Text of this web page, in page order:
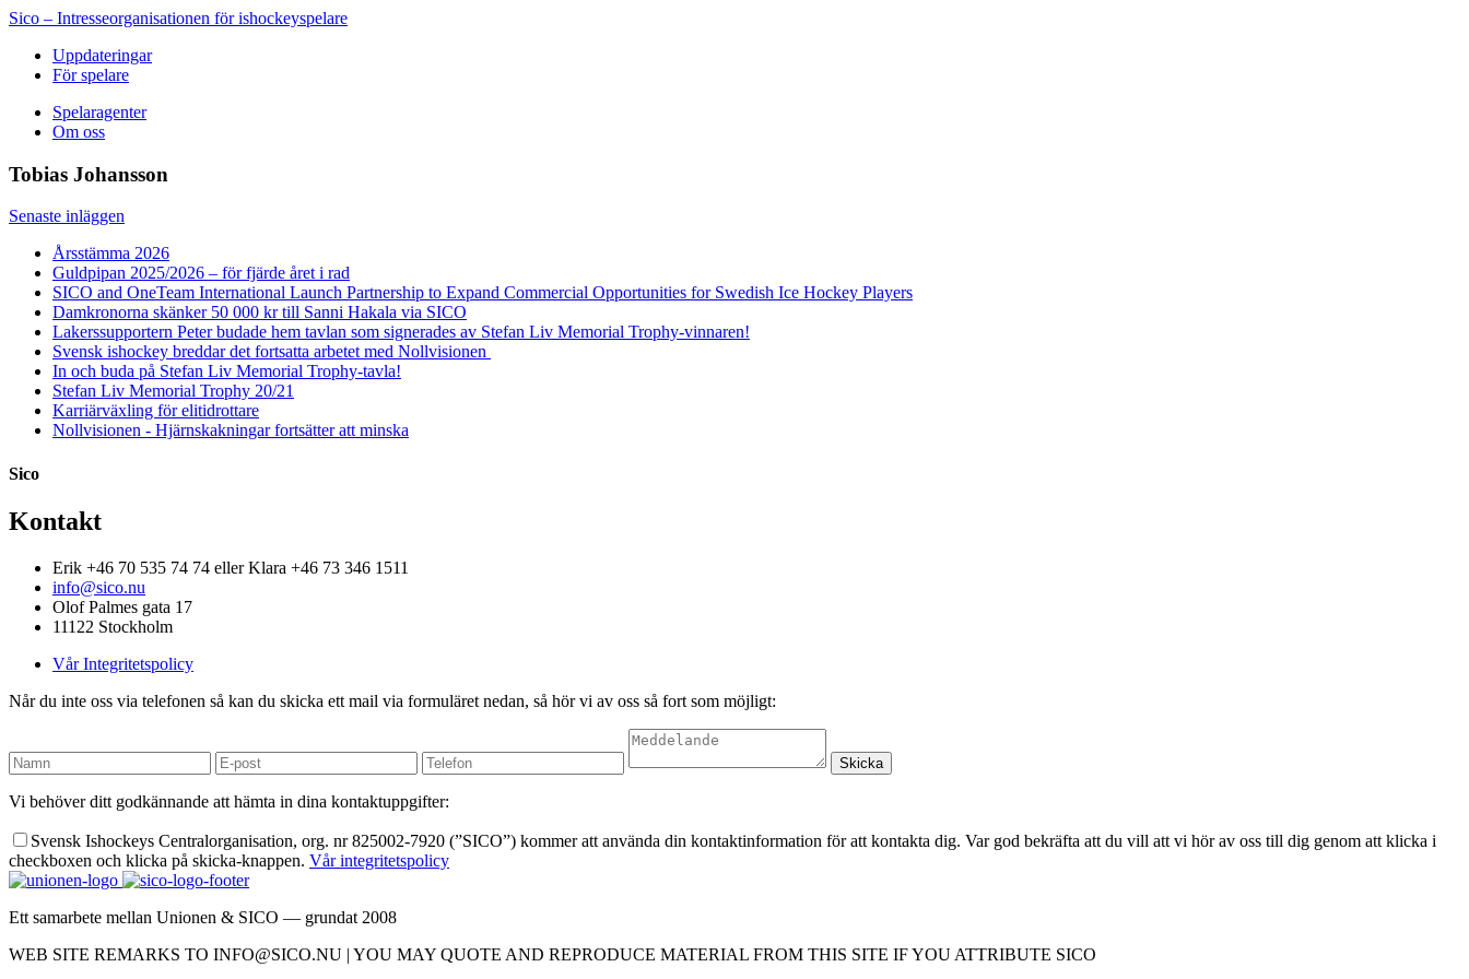
Sico – Intresseorganisationen för ishockeyspelare
Uppdateringar
För spelare
Spelaragenter
Om oss
Tobias Johansson
Senaste inläggen
Årsstämma 2026
Guldpipan 2025/2026 – för fjärde året i rad
SICO and OneTeam International Launch Partnership to Expand Commercial Opportunities for Swedish Ice Hockey Players
Damkronorna skänker 50 000 kr till Sanni Hakala via SICO
Lakerssupportern Peter budade hem tavlan som signerades av Stefan Liv Memorial Trophy-vinnaren!
Svensk ishockey breddar det fortsatta arbetet med Nollvisionen
In och buda på Stefan Liv Memorial Trophy-tavla!
Stefan Liv Memorial Trophy 20/21
Karriärväxling för elitidrottare
Nollvisionen - Hjärnskakningar fortsätter att minska
Sico
Kontakt
Erik +46 70 535 74 74 eller Klara +46 73 346 1511
info@sico.nu
Olof Palmes gata 17
11122 Stockholm
Vår Integritetspolicy
Når du inte oss via telefonen så kan du skicka ett mail via formuläret nedan, så hör vi av oss så fort som möjligt:
Vi behöver ditt godkännande att hämta in dina kontaktuppgifter:
Svensk Ishockeys Centralorganisation, org. nr 825002-7920 (”SICO”) kommer att använda din kontaktinformation för att kontakta dig. Var god bekräfta att du vill att vi hör av oss till dig genom att klicka i
checkboxen och klicka på skicka-knappen. Vår integritetspolicy
Ett samarbete mellan Unionen & SICO — grundat 2008
WEB SITE REMARKS TO INFO@SICO.NU | YOU MAY QUOTE AND REPRODUCE MATERIAL FROM THIS SITE IF YOU ATTRIBUTE SICO